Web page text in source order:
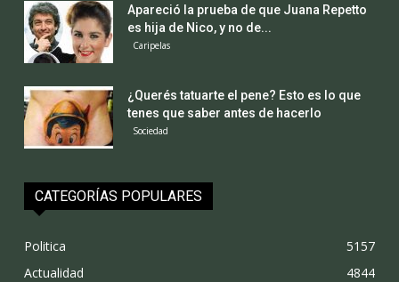
Apareció la prueba de que Juana Repetto
es hija de Nico, y no de...
Caripelas
¿Querés tatuarte el pene? Esto es lo que
tenes que saber antes de hacerlo
Sociedad
CATEGORÍAS POPULARES
Politica
5157
Actualidad
4844